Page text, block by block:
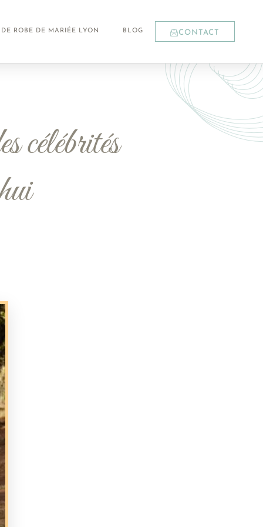
DE ROBE DE MARIÉE LYON BLOG CONTACT
célébrités